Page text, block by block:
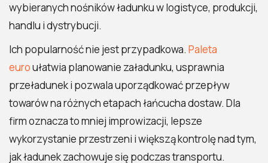
wybieranych nośników ładunku w logistyce, produkcji,
handlu i dystrybucji.
Ich popularność nie jest przypadkowa. Paleta
euroułatwia planowanie załadunku, usprawnia
przeładunek i pozwala uporządkować przepływ
towarów na różnych etapach łańcucha dostaw. Dla
firm oznacza to mniej improwizacji, lepsze
wykorzystanie przestrzeni i większą kontrolę nad tym,
jak ładunek zachowuje się podczas transportu.